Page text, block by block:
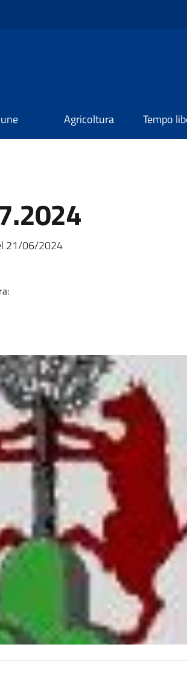
Agricoltura Tempo
21/06/2024